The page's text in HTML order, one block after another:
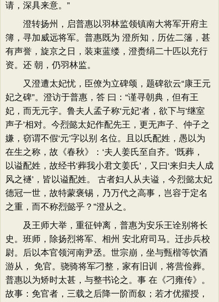
请，深具来意。”
澄转扬州，启普惠以羽林监领镇南大将军开府主
簿，寻加威远将军。普惠既为 澄所知，历佐二籓，甚
有声誉，旋京之日，装束蓝缕，澄赉绢二十匹以充行
资。还 朝，仍羽林监。
又澄遭太妃忧，臣僚为立碑颂，题碑欲云“康王元
妃之碑”。澄访于普惠，答 曰：“谨寻朝典，但有王
妃，而无元字。鲁夫人孟子称‘元妃’者，欲下与‘继室
声子’相对。今烈懿太妃作配先王，更无声子、仲子之
嫌，窃谓不假‘元’字以别 名位。且以氏配姓，愚以为
在生之称，故《春秋》：‘夫人姜氏至自齐。’既葬，
以谥配姓，故经书‘葬我小君文姜氏’，又曰‘来归夫人成
风之襚’，皆以谥配姓。 古者妇人从夫谥，今烈懿太妃
德冠一世，故特蒙褒锡，乃万代之高事，岂容于定名
之重，而不称烈懿乎？”澄从之。
及王师大举，重征钟离，普惠为安乐王诠别将长
史。班师，除扬烈将军、相州 安北府司马。迁步兵校
尉。后以本官领河南尹丞。世宗崩，坐与甄楷等饮酒
游从， 免官。骁骑将军刁整，家有旧训，将营俭葬。
普惠以为矫时太甚，与整书论之。事 在《刁雍传》。
故事：免官者，三载之后降一阶而叙；若才优擢授，